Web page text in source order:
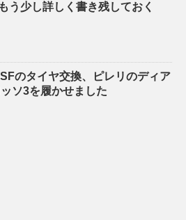
う少し詳しく書き残しておく
のタイヤ交換、ピレリのディア
ソ3を履かせました